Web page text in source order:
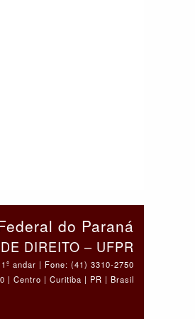
do Paraná
DIREITO – UFPR
andar | Fone: (41) 3310-2750
| Centro | Curitiba | PR | Brasil